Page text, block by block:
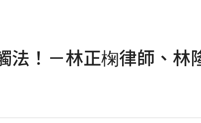
！－林正椈律師、林